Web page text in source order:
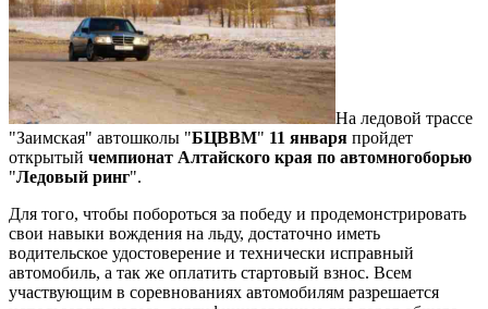
На ледовой трассе
"Заимская" автошколы "БЦВВМ" 11 января пройдет
открытый чемпионат Алтайского края по автомногоборью
"Ледовый ринг".
Для того, чтобы побороться за победу и продемонстрировать
свои навыки вождения на льду, достаточно иметь
водительское удостоверение и технически исправный
автомобиль, а так же оплатить стартовый взнос. Всем
участвующим в соревнованиях автомобилям разрешается